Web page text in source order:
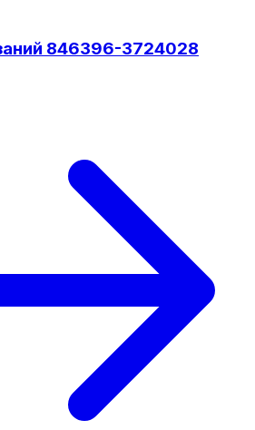
846396-3724028